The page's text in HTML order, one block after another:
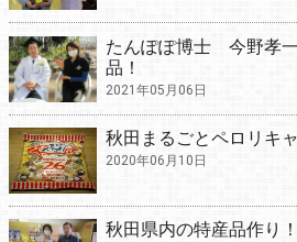
たんぽぽ博士 今野孝
品！
2021年05月06日
秋田まるごとペロリキ
2020年06月10日
秋田県内の特産品作り